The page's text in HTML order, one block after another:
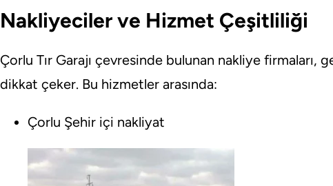
Nakliyeciler ve Hizmet Çeşitliliği
Çorlu Tır Garajı çevresinde bulunan nakliye firmaları,
dikkat çeker. Bu hizmetler arasında:
Çorlu Şehir içi nakliyat